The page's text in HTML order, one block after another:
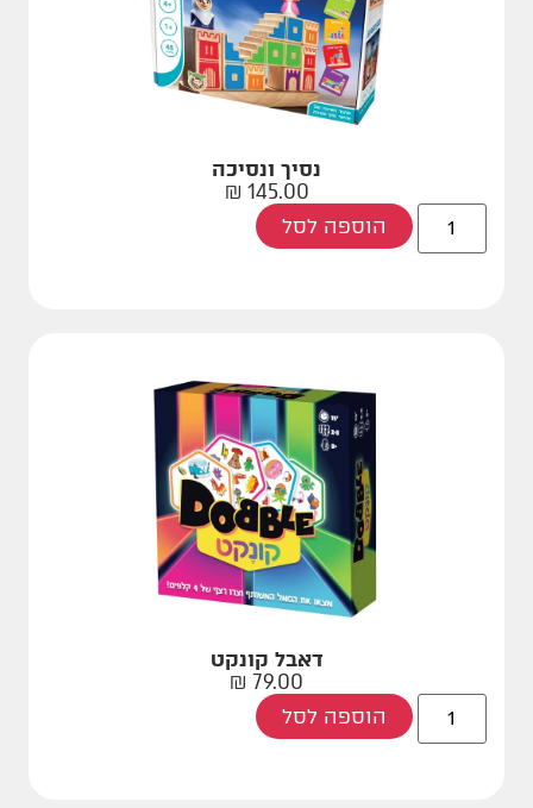
נסיך ונסיכה
145.00
₪
הוספה לסל
דאבל קונקט
79.00
₪
הוספה לסל